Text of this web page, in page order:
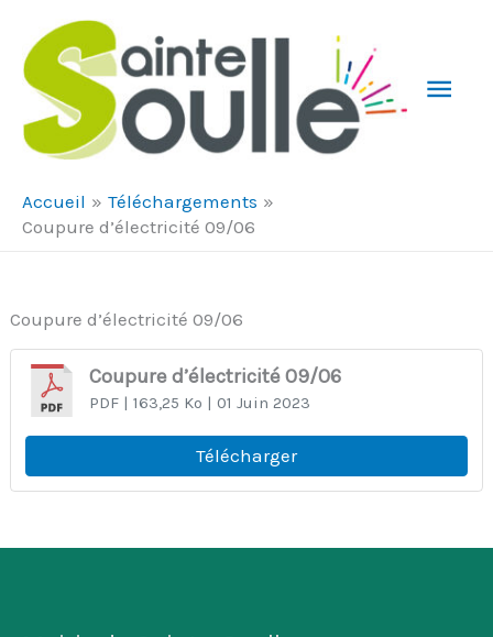
Accueil
Téléchargements
Coupure d’électricité 09/06
Coupure d’électricité 09/06
Coupure d’électricité 09/06
PDF| 163,25 Ko | 01 Juin 2023
Télécharger